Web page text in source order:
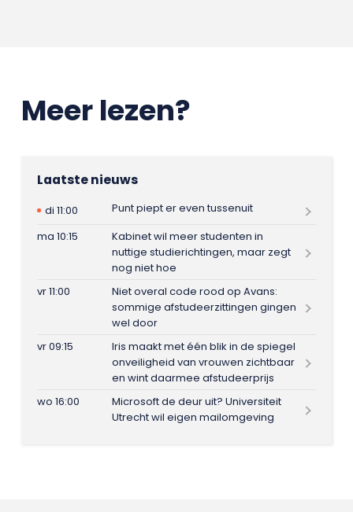
Meer lezen?
Laatste nieuws
di 11:00
Punt piept er even tussenuit
ma 10:15
Kabinet wil meer studenten in
nuttige studierichtingen, maar zegt
nog niet hoe
vr 11:00
Niet overal code rood op Avans:
sommige afstudeerzittingen gingen
wel door
vr 09:15
Iris maakt met één blik in de spiegel
onveiligheid van vrouwen zichtbaar
en wint daarmee afstudeerprijs
wo 16:00
Microsoft de deur uit? Universiteit
Utrecht wil eigen mailomgeving